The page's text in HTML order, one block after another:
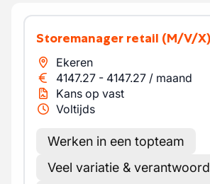
Storemanager retail (M/V/X)
Ekeren
4147.27 - 4147.27 / maand
Kans op vast
Voltijds
Werken in een topteam
Veel variatie &